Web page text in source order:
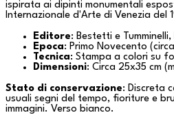
ispirata ai dipinti monumentali
Internazionale d'Arte di Venezia del
Editore: Bestetti e Tumminelli,
Epoca: Primo Novecento
Tecnica: Stampa a colori su
Dimensioni: Circa 25x35 cm
Stato di conservazione: Discreta
usuali segni del tempo, fioriture e
immagini. Verso bianco.